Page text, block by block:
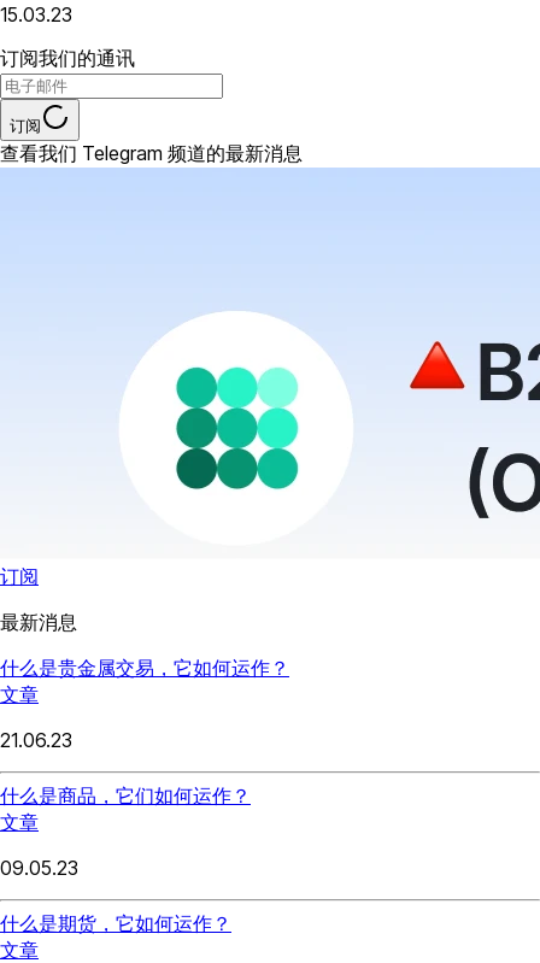
15.03.23
订阅我们的通讯
订阅
查看我们 Telegram 频道的最新消息
订阅
最新消息
什么是贵金属交易，它如何运作？
文章
21.06.23
什么是商品，它们如何运作？
文章
09.05.23
什么是期货，它如何运作？
文章